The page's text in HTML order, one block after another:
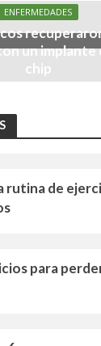
ENFERMEDADES
un implante
chip
rutina de
para